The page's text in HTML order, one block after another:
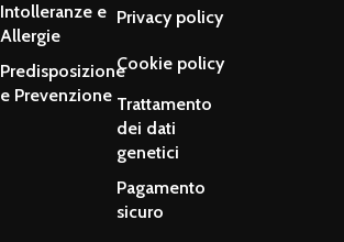
Intolleranze e
Allergie
Predisposizione
e Prevenzione
Privacy policy
Cookie policy
Trattamento
dei dati
genetici
Pagamento
sicuro